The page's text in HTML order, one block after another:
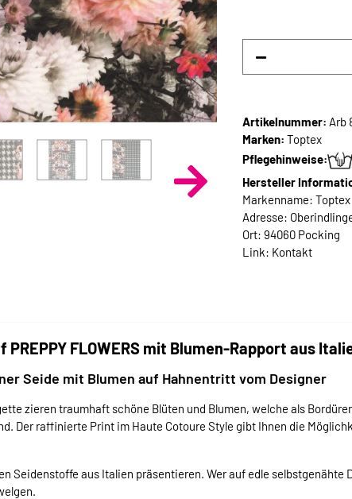
Artikelnummer: Arb
Marken: Toptex
Pflegehinweise:
Hersteller
Markenname: Toptex
Adresse:
Ort: 94060 Pocking
Link: Kontakt
FLOWERS mit Blumen-Rapport aus
Seide mit Blumen auf Hahnentritt vom Designer
zieren traumhaft schöne Blüten und Blumen, welche als
Der raffinierte Print im Haute Cotoure Style gibt Ihnen die
Seidenstoffe aus Italien präsentieren. Wer auf edle selbstgenähte